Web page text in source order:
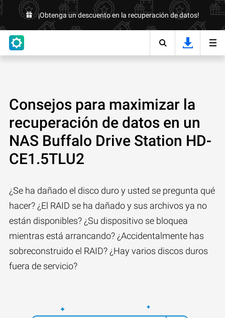
¡Obtenga un descuento en la recuperación de datos!
Consejos para maximizar la
recuperación de datos en un
NAS Buffalo Drive Station HD-
CE1.5TLU2
¿Se ha dañado el disco duro y usted se pregunta qué
hacer? ¿El RAID se ha dañado y sus archivos ya no
están disponibles? ¿Su dispositivo se bloquea
mientras está arrancando? ¿Accidentalmente has
sobreconstruido el RAID? ¿Hay varios discos duros
fuera de servicio?